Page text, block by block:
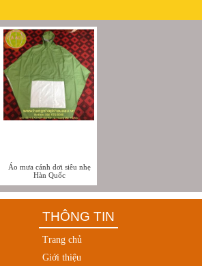
Áo mưa cánh dơi siêu nhẹ
Hàn Quốc
THÔNG TIN
Trang chủ
Giới thiệu